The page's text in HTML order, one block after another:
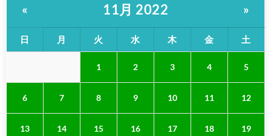
« 11月 2022 »
日 月 火 水 木 金 土
1 2 3 4 5
6 7 8 9 10 11 12
13 14 15 16 17 18 19